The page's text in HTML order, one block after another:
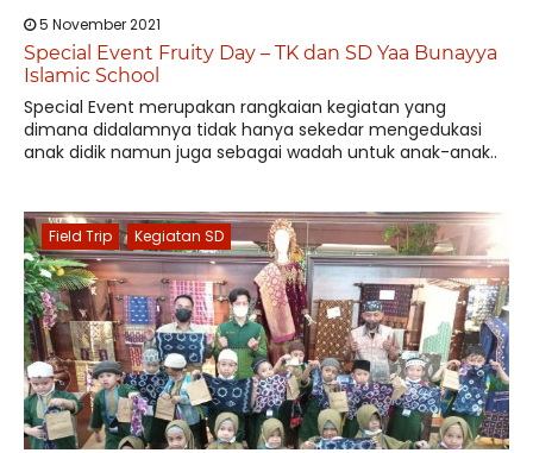
5 November 2021
Special Event Fruity Day – TK dan SD Yaa Bunayya
Islamic School
Special Event merupakan rangkaian kegiatan yang
dimana didalamnya tidak hanya sekedar mengedukasi
anak didik namun juga sebagai wadah untuk anak-anak..
Field Trip Kegiatan SD